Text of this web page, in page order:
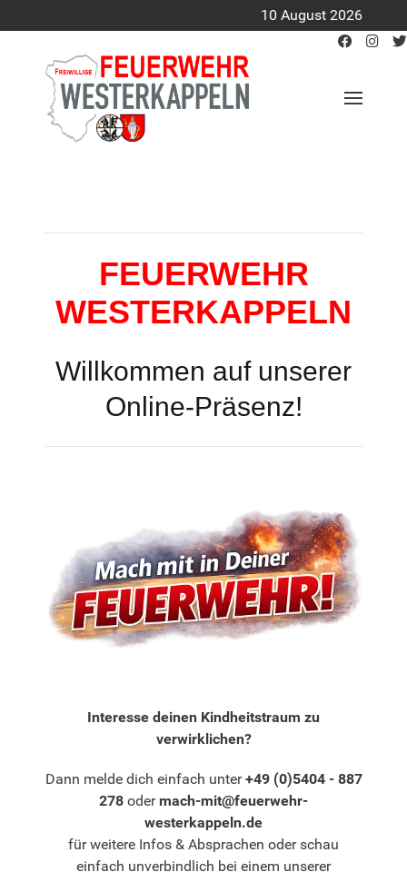
10 August 2026
FEUERWEHR
WESTERKAPPELN
Willkommen auf unserer
Online-Präsenz!
Interesse deinen Kindheitstraum zu
verwirklichen?
Dann melde dich einfach unter+49 (0)5404 - 887
278 odermach-mit@feuerwehr-
westerkappeln.de
für weitere Infos & Absprachen oder schau
einfach unverbindlich bei einem unserer